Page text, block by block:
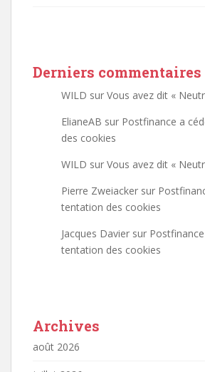
Derniers commentaires
WILD sur Vous avez dit «
ElianeAB sur Postfinance a
des cookies
WILD sur Vous avez dit «
Pierre Zweiacker sur
tentation des cookies
Jacques Davier sur
tentation des cookies
Archives
août 2026